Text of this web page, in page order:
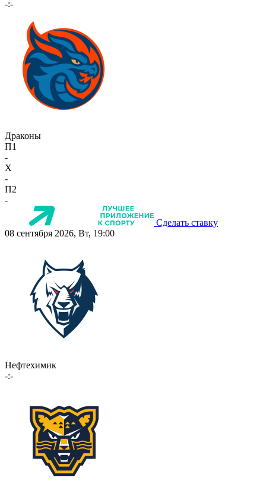
-:-
Драконы
П1
-
X
-
П2
-
Сделать ставку
08 сентября 2026, Вт, 19:00
Нефтехимик
-:-